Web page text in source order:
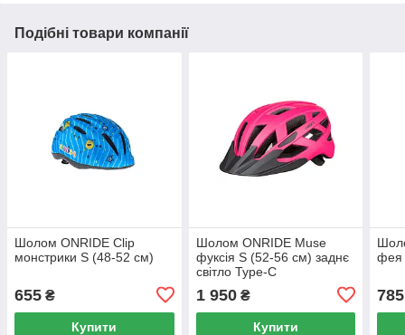
Подібні товари компанії
Шолом ONRIDE Clip
монстрики S (48-52 см)
655 ₴
Купити
Шолом ONRIDE Muse
фуксія S (52-56 см) заднє
світло Type-C
1 950₴
Купити
фея
785